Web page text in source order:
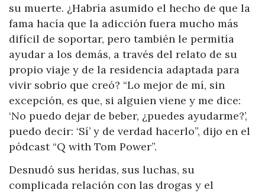
su muerte. ¿Habría asumido el hecho de que la
fama hacía que la adicción fuera mucho más
difícil de soportar, pero también le permitía
ayudar a los demás, a través del relato de su
propio viaje y de la residencia adaptada para
vivir sobrio que creó? “Lo mejor de mí, sin
excepción, es que, si alguien viene y me dice:
‘No puedo dejar de beber, ¿puedes ayudarme?’,
puedo decir: ‘Sí’ y de verdad hacerlo”, dijo en el
pódcast “Q with Tom Power”.
Desnudó sus heridas, sus luchas, su
complicada relación con las drogas y el